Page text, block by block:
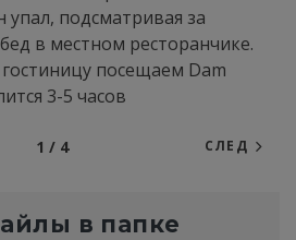
подсматривая за
в местном ресторанчике.
посещаем Dam
3-5 часов
1 / 4 СЛЕД
в папке